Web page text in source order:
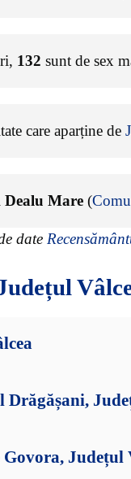
132 sunt de sex
care aparține de
Dealu Mare (
date
Județul